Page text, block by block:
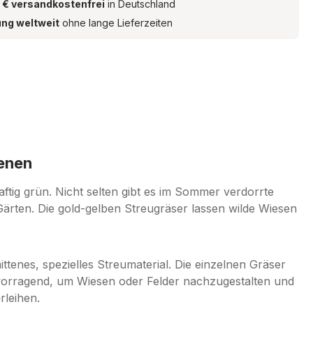
€ versandkostenfrei in Deutschland
weltweit ohne lange Lieferzeiten
grün. Nicht selten gibt es im Sommer verdorrte
Die gold-gelben Streugräser lassen wilde Wiesen
spezielles Streumaterial. Die einzelnen Gräser
um Wiesen oder Felder nachzugestalten und